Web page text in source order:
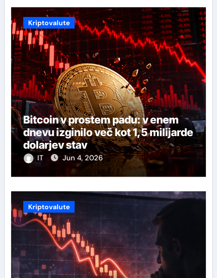
Kriptovalute
Bitcoin v prostem padu: v enem
dnevu izginilo več kot 1,5 milijarde
dolarjev stav
IT Jun 4, 2026
Kriptovalute